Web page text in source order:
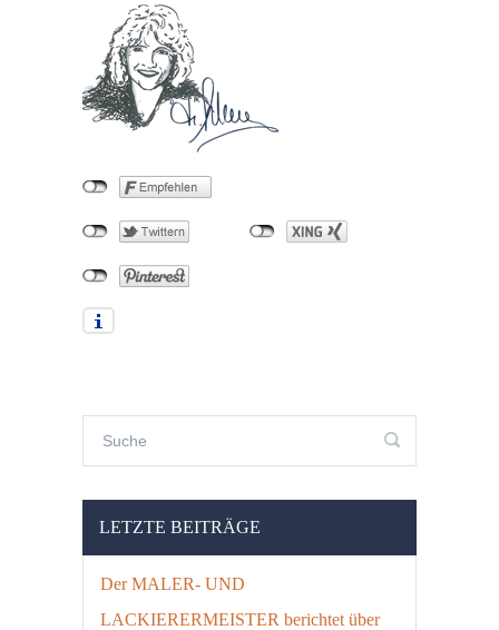
LETZTE BEITRÄGE
Der MALER- UND
LACKIERERMEISTER berichtet über